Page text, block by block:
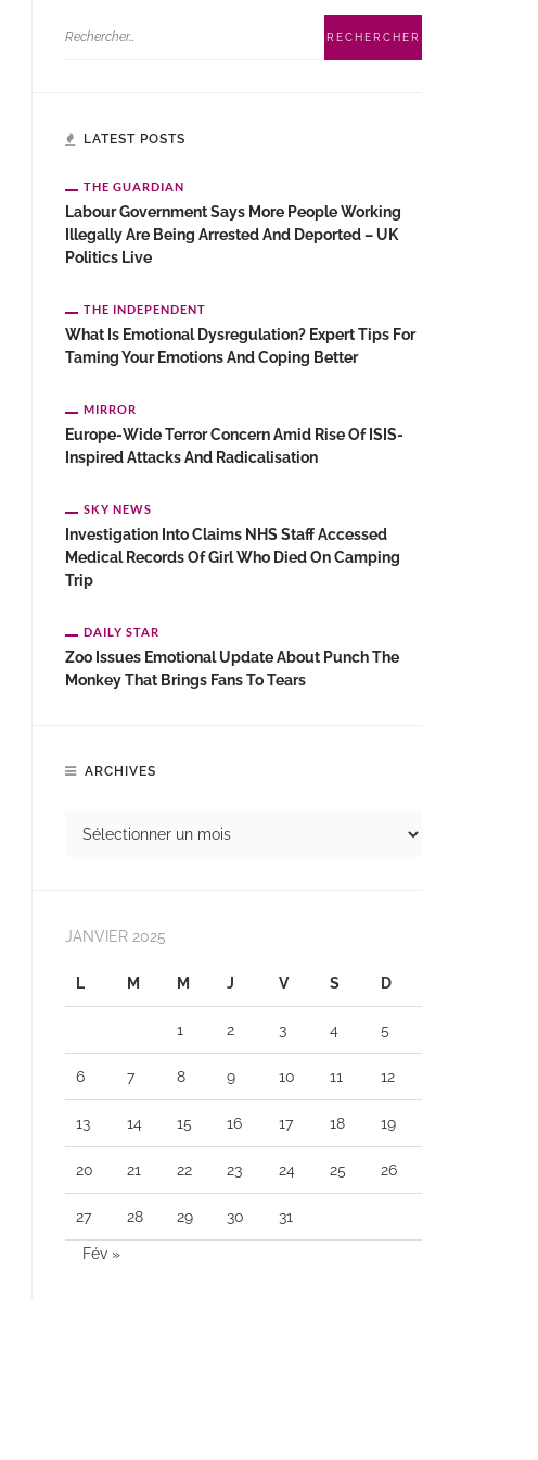
LATEST POSTS
THE GUARDIAN
Labour Government Says More People Working
Illegally Are Being Arrested And Deported – UK
Politics Live
THE INDEPENDENT
What Is Emotional Dysregulation? Expert Tips For
Taming Your Emotions And Coping Better
MIRROR
Europe-Wide Terror Concern Amid Rise Of ISIS-
Inspired Attacks And Radicalisation
SKY NEWS
Investigation Into Claims NHS Staff Accessed
Medical Records Of Girl Who Died On Camping
Trip
DAILY STAR
Zoo Issues Emotional Update About Punch The
Monkey That Brings Fans To Tears
ARCHIVES
JANVIER 2025
L M M J V S D
1 2 3 4 5
6 7 8 9 10 11 12
13 14 15 16 17 18 19
20 21 22 23 24 25 26
27 28 29 30 31
Fév »